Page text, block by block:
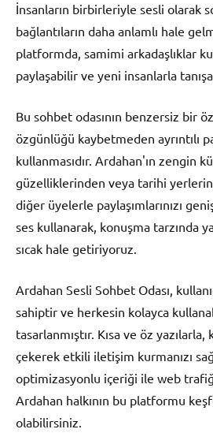
İnsanların birbirleriyle sesli olarak
bağlantıların daha anlamlı hale
platformda, samimi arkadaşlıklar
paylaşabilir ve yeni insanlarla
Bu sohbet odasının benzersiz bir
özgünlüğü kaybetmeden ayrıntılı
kullanmasıdır. Ardahan'ın zengin
güzelliklerinden veya tarihi
diğer üyelerle paylaşımlarınızı
ses kullanarak, konuşma tarzında
sıcak hale getiriyoruz.
Ardahan Sesli Sohbet Odası,
sahiptir ve herkesin kolayca
tasarlanmıştır. Kısa ve öz yazılarla,
çekerek etkili iletişim kurmanızı
optimizasyonlu içeriği ile web
Ardahan halkının bu platformu
olabilirsiniz.